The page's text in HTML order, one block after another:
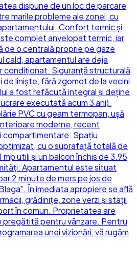
dispune de un loc de parcare
marile probleme ale zonei, cu
Confort termic și
complet anvelopat termic, iar
de o centrală proprie pe gaze
cald, apartamentul are deja
condiționat. Siguranță structurală
liniște, fără zgomot de la vecini
a fost refăcută integral și deține
executată acum 3 ani).
PVC cu geam termopan, ușă
moderne, recent
Spațiu
cu o suprafață totală de
mp utili și un balcon închis de 3.95
Apartamentul este situat
2 minute de mers pe jos de
În imediata apropiere se află
grădinițe, zone verzi și stații
în comun. Proprietatea are
pregătită pentru vânzare. Pentru
unei vizionări, vă rugăm